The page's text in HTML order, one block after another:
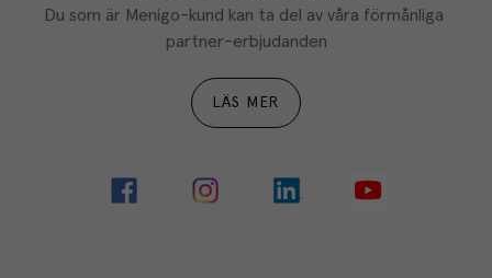
Du som är Menigo-kund kan ta del av våra förmånliga
partner-erbjudanden
LÄS MER